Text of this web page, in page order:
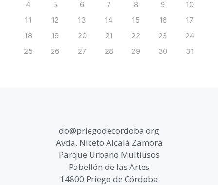
4
5 6 7 8 9
10
11
12 13 14 15 16
17
18
19 20 21 22 23
24
25
26 27 28 29 30 31
do@priegodecordoba.org
Avda. Niceto Alcalá Zamora
Parque Urbano Multiusos
Pabellón de las Artes
14800 Priego de Córdoba